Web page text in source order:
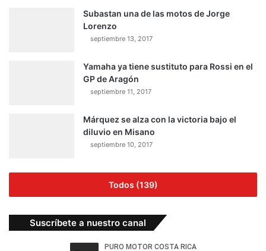
Subastan una de las motos de Jorge
Lorenzo
septiembre 13, 2017
Yamaha ya tiene sustituto para Rossi en el
GP de Aragón
septiembre 11, 2017
Márquez se alza con la victoria bajo el
diluvio en Misano
septiembre 10, 2017
Todos (139)
Suscríbete a nuestro canal